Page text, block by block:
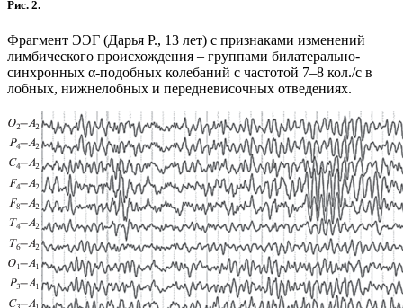
Рис. 2.
Фрагмент ЭЭГ (Дарья Р., 13 лет) с признаками изменений
лимбического происхождения – группами билатерально-
синхронных α-подобных колебаний с частотой 7–8 кол./с в
лобных, нижнелобных и передневисочных отведениях.